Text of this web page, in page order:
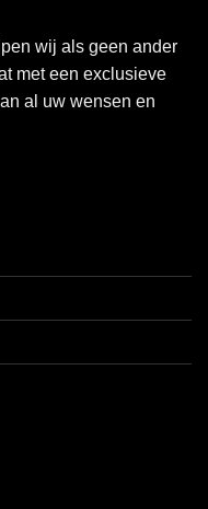
wij als geen ander
met een exclusieve
al uw wensen en